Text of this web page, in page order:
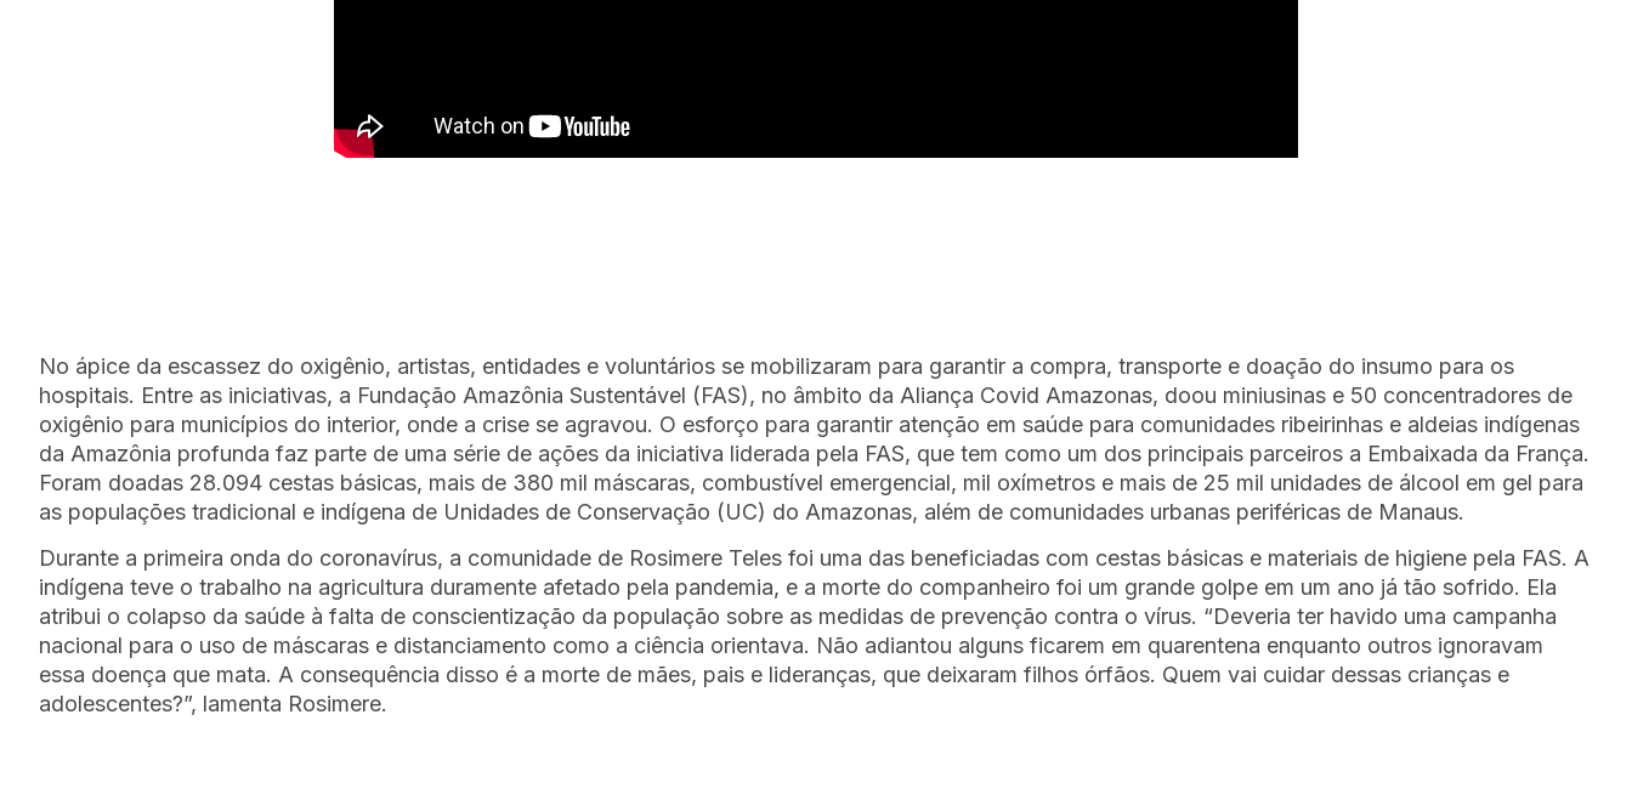
No ápice da escassez do oxigênio, artistas, entidades e voluntários se mobilizaram para garantir a compra, transporte e doação do insumo para os
hospitais. Entre as iniciativas, a Fundação Amazônia Sustentável (FAS), no âmbito da Aliança Covid Amazonas, doou miniusinas e 50 concentradores de
oxigênio para municípios do interior, onde a crise se agravou. O esforço para garantir atenção em saúde para comunidades ribeirinhas e aldeias indígenas
da Amazônia profunda faz parte de uma série de ações da iniciativa liderada pela FAS, que tem como um dos principais parceiros a Embaixada da França.
Foram doadas 28.094 cestas básicas, mais de 380 mil máscaras, combustível emergencial, mil oxímetros e mais de 25 mil unidades de álcool em gel para
as populações tradicional e indígena de Unidades de Conservação (UC) do Amazonas, além de comunidades urbanas periféricas de Manaus.
Durante a primeira onda do coronavírus, a comunidade de Rosimere Teles foi uma das beneficiadas com cestas básicas e materiais de higiene pela FAS. A
indígena teve o trabalho na agricultura duramente afetado pela pandemia, e a morte do companheiro foi um grande golpe em um ano já tão sofrido. Ela
atribui o colapso da saúde à falta de conscientização da população sobre as medidas de prevenção contra o vírus. “Deveria ter havido uma campanha
nacional para o uso de máscaras e distanciamento como a ciência orientava. Não adiantou alguns ficarem em quarentena enquanto outros ignoravam
essa doença que mata. A consequência disso é a morte de mães, pais e lideranças, que deixaram filhos órfãos. Quem vai cuidar dessas crianças e
adolescentes?”, lamenta Rosimere.